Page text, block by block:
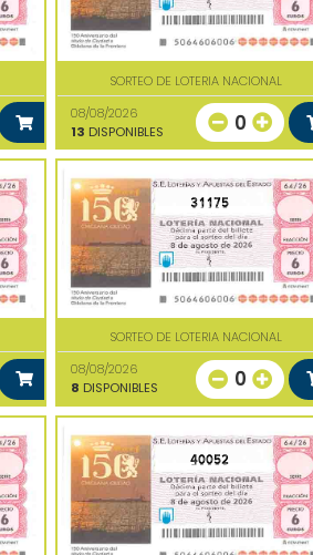
SORTEO DE LOTERIA NACIONAL
08/08/2026
13 DISPONIBLES 0
31175
SORTEO DE LOTERIA NACIONAL
08/08/2026
8 DISPONIBLES 0
40052